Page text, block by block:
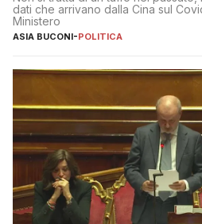
dati che arrivano dalla Cina sul
Ministero
ASIA BUCONI-POLITICA